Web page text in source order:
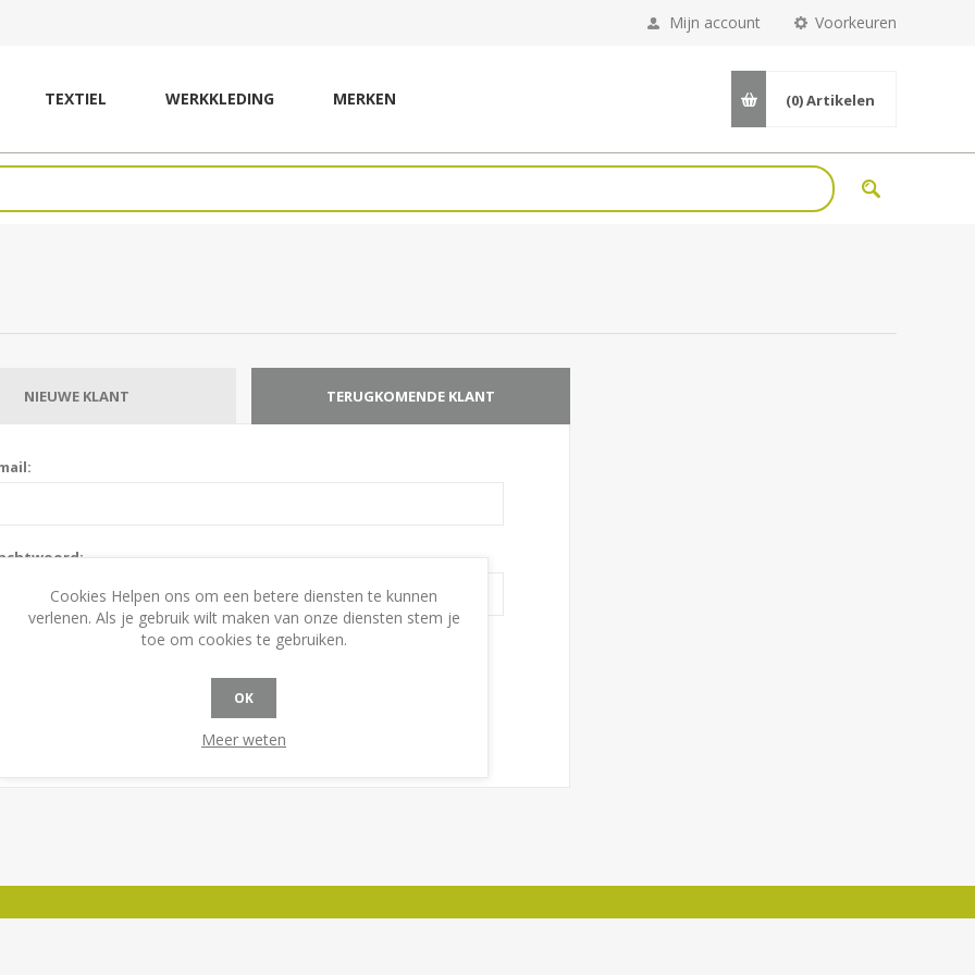
Voorkeuren
Mijn account
TEXTIEL WERKKLEDING MERKEN (0)Artikelen
NIEUWE KLANT TERUGKOMENDE KLANT
Onthoudt mij? Wachtwoord vergeten?
Cookies Helpen ons om een betere diensten te kunnen
verlenen. Als je gebruik wilt maken van onze diensten stem je
toe om cookies te gebruiken.
OK
Meer weten